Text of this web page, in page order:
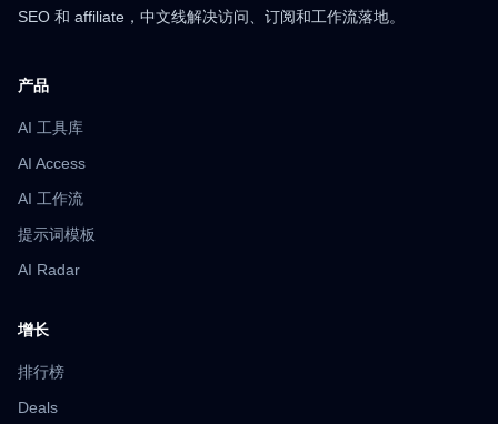
SEO 和 affiliate，中文线解决访问、订阅和工作流落地。
产品
AI 工具库
AI Access
AI 工作流
提示词模板
AI Radar
增长
排行榜
Deals